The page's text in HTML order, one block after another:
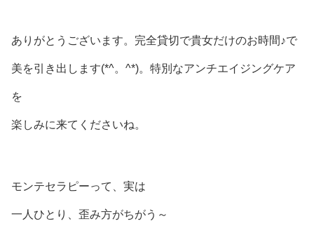
ありがとうございます。完全貸切で貴女だけのお時間♪で
美を引き出します(*^。^*)。特別なアンチエイジングケア
を
楽しみに来てくださいね。
モンテセラピーって、実は
一人ひとり、歪み方がちがう～